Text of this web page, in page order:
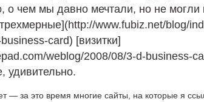
о чем мы давно мечтали, но не могли
www.fubiz.net/blog/
card) [визитки]
weblog/2008/08/3‑d-business-
удивительно.
— за это время многие сайты, на которые я